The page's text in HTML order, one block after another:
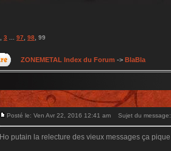
3 97 98 99
ZONEMETAL Index du Forum -> BlaBla
Posté le: Ven Avr 22, 2016 12:41 am Sujet du message:
Ho putain la relecture des vieux messages ça